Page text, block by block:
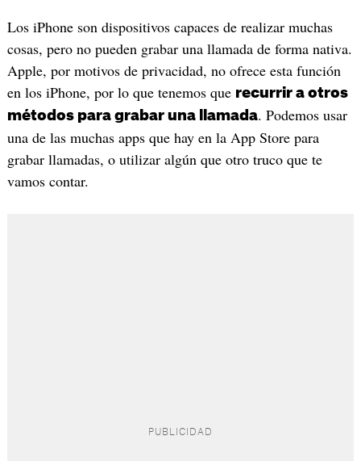
Los iPhone son dispositivos capaces de realizar muchas
cosas, pero no pueden grabar una llamada de forma nativa.
Apple, por motivos de privacidad, no ofrece esta función
en los iPhone, por lo que tenemos que recurrir a otros
métodos para grabar una llamada. Podemos usar
una de las muchas apps que hay en la App Store para
grabar llamadas, o utilizar algún que otro truco que te
vamos contar.